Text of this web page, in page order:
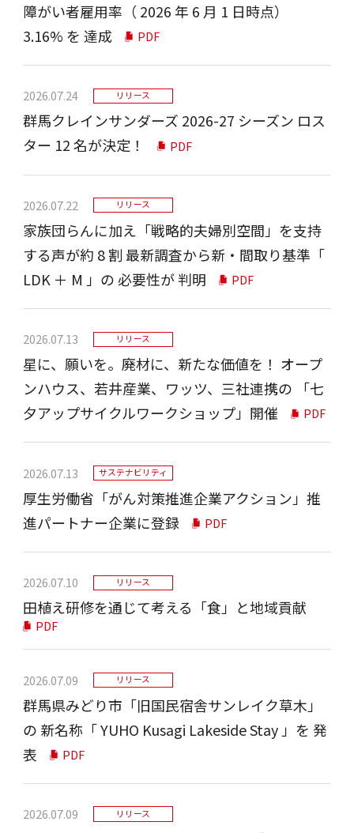
障がい者雇⽤率（ 2026 年 6 ⽉ 1 ⽇時点）
3.16% を 達成
PDF
2026.07.24 リリース
群⾺クレインサンダーズ 2026-27 シーズン ロス
ター 12 名が決定！
PDF
2026.07.22 リリース
家族団らんに加え「戦略的夫婦別空間」を⽀持
する声が約 8 割 最新調査から新‧間取り基準「
LDK ＋ M 」の 必要性が 判明
PDF
2026.07.13 リリース
星に、願いを。廃材に、新たな価値を！ オープ
ンハウス、若井産業、ワッツ、三社連携の 「七
夕アップサイクルワークショップ」開催
PDF
2026.07.13 サステナビリティ
厚生労働省「がん対策推進企業アクション」推
進パートナー企業に登録
PDF
2026.07.10 リリース
田植え研修を通じて考える「食」と地域貢献
PDF
2026.07.09 リリース
群⾺県みどり市「旧国⺠宿舎サンレイク草⽊」
の 新名称「 YUHO Kusagi Lakeside Stay 」を 発
表
PDF
2026.07.09 リリース